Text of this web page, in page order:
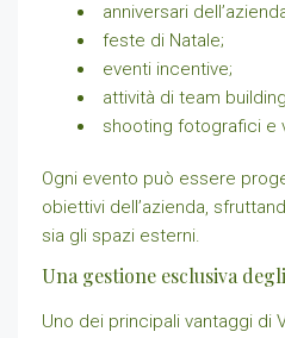
anniversari
feste di Natale;
eventi incentive;
attività di team
shooting fotografici e
Ogni evento può essere
obiettivi dell’azienda,
sia gli spazi esterni.
Una gestione esclusiva
Uno dei principali vantaggi di